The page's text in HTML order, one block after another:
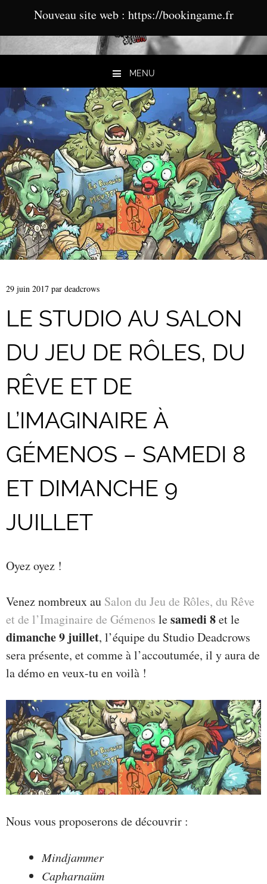
MENU
Aller au contenu
29 juin 2017 par deadcrows
LE STUDIO AU SALON
DU JEU DE RÔLES, DU
RÊVE ET DE
L’IMAGINAIRE À
GÉMENOS – SAMEDI 8
ET DIMANCHE 9
JUILLET
Oyez oyez !
Venez nombreux au Salon du Jeu de Rôles, du Rêve
et de l’Imaginaire de Gémenos lesamedi 8et le
dimanche 9 juillet, l’équipe du Studio Deadcrows
sera présente, et comme à l’accoutumée, il y aura de
la démo en veux-tu en voilà !
Nous vous proposerons de découvrir :
Mindjammer
Capharnaüm
Nouveau site web : https://bookingame.fr